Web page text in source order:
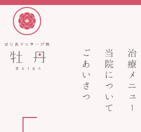
ごあいさつ 当院について 治療メニュー